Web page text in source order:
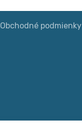
Obchodné podmienky